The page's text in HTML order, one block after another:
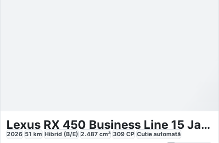
Lexus RX 450 Business Line 15 Jahre
2026 51 km Hibrid (B/E) 2.487 cm³ 309 CP Cutie automată